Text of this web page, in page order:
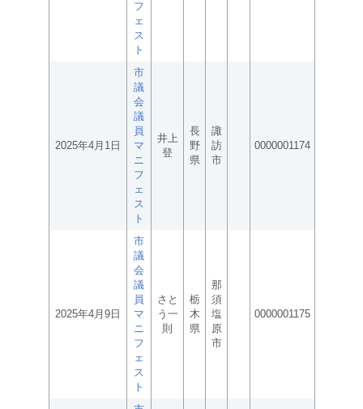
フ
ェ
ス
ト
2025年4月1日
市
議
会
議
員
マ
ニ
フ
ェ
ス
ト
井上
登
長
野
県
諏
訪
市
0000001174
2025年4月9日
市
議
会
議
員
マ
ニ
フ
ェ
ス
ト
さと
う一
則
栃
木
県
那
須
塩
原
市
0000001175